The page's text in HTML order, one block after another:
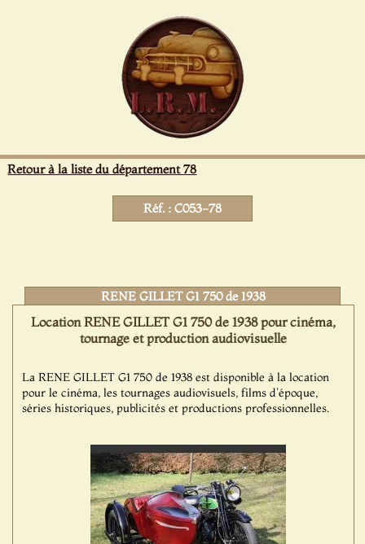
Retour à la liste du département 78
Réf. : C053-78
RENE GILLET G1 750 de 1938
Location RENE GILLET G1 750 de 1938 pour cinéma,
tournage et production audiovisuelle
La RENE GILLET G1 750 de 1938 est disponible à la location
pour le cinéma, les tournages audiovisuels, films d'époque,
séries historiques, publicités et productions professionnelles.